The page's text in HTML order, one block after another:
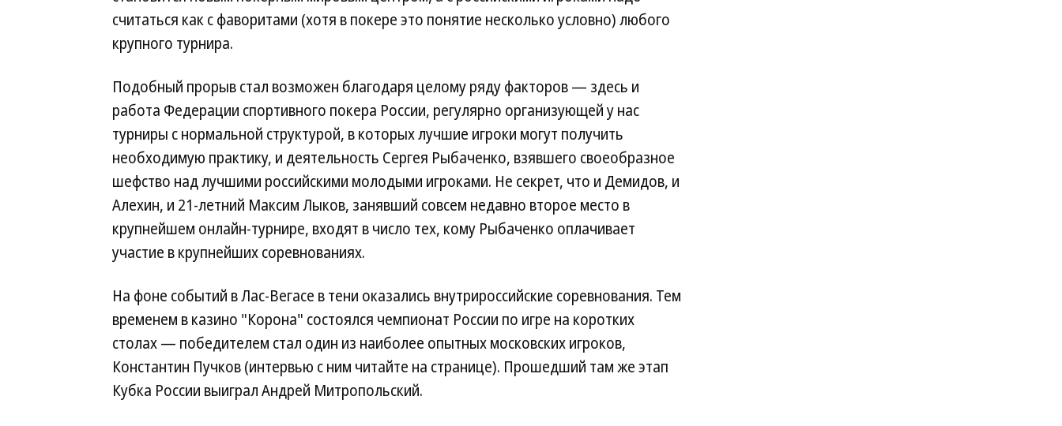
считаться как с фаворитами (хотя в покере это понятие несколько условно) любого
крупного турнира.
Подобный прорыв стал возможен благодаря целому ряду факторов — здесь и
работа Федерации спортивного покера России, регулярно организующей у нас
турниры с нормальной структурой, в которых лучшие игроки могут получить
необходимую практику, и деятельность Сергея Рыбаченко, взявшего своеобразное
шефство над лучшими российскими молодыми игроками. Не секрет, что и Демидов, и
Алехин, и 21-летний Максим Лыков, занявший совсем недавно второе место в
крупнейшем онлайн-турнире, входят в число тех, кому Рыбаченко оплачивает
участие в крупнейших соревнованиях.
На фоне событий в Лас-Вегасе в тени оказались внутрироссийские соревнования. Тем
временем в казино "Корона" состоялся чемпионат России по игре на коротких
столах — победителем стал один из наиболее опытных московских игроков,
Константин Пучков (интервью с ним читайте на странице). Прошедший там же этап
Кубка России выиграл Андрей Митропольский.